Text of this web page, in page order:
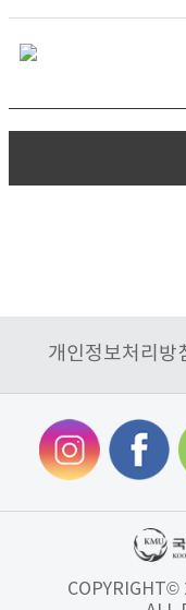
개인정보처리방
COPYRIGHT©